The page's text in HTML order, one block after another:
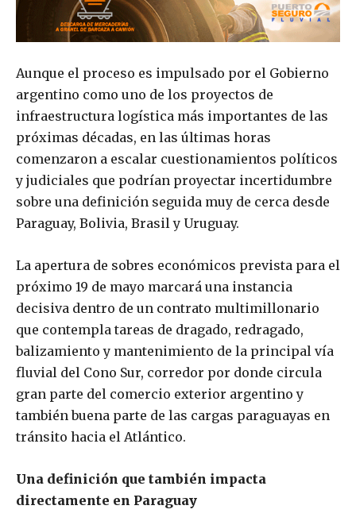
Aunque el proceso es impulsado por el Gobierno
argentino como uno de los proyectos de
infraestructura logística más importantes de las
próximas décadas, en las últimas horas
comenzaron a escalar cuestionamientos políticos
y judiciales que podrían proyectar incertidumbre
sobre una definición seguida muy de cerca desde
Paraguay, Bolivia, Brasil y Uruguay.
La apertura de sobres económicos prevista para el
próximo 19 de mayo marcará una instancia
decisiva dentro de un contrato multimillonario
que contempla tareas de dragado, redragado,
balizamiento y mantenimiento de la principal vía
fluvial del Cono Sur, corredor por donde circula
gran parte del comercio exterior argentino y
también buena parte de las cargas paraguayas en
tránsito hacia el Atlántico.
Una definición que también impacta
directamente en Paraguay